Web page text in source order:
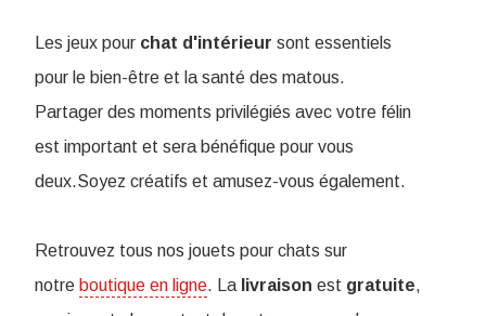
Les jeux pour chat d'intérieur sont essentiels
pour le bien-être et la santé des matous.
Partager des moments privilégiés avec votre félin
est important et sera bénéfique pour vous
deux.Soyez créatifs et amusez-vous également.
Retrouvez tous nos jouets pour chats sur
notre boutique en ligne. La livraison est gratuite,